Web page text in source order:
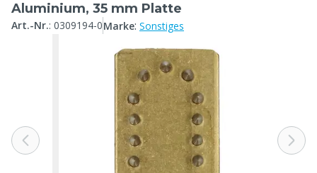
Aluminium, 35 mm Platte
Art.-Nr.: 0309194-0Marke: Sonstiges